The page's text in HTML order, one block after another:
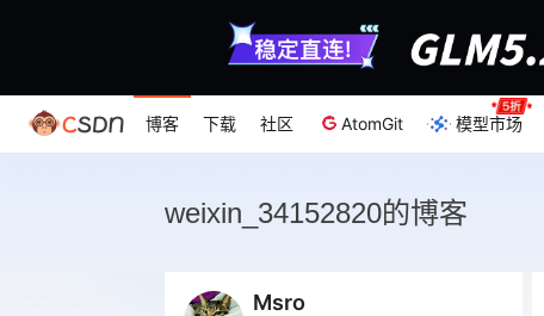
博客 下载 社区 AtomGit 模型市场
weixin_34152820的博客
Msro